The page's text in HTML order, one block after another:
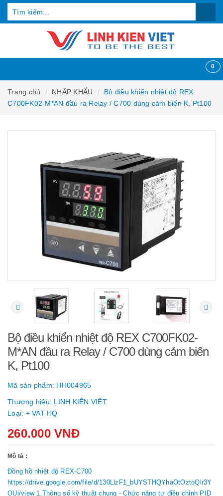
0
Trang chủ NHẬP KHẨU
Bộ điều khiển nhiệt độ REX
C700FK02-M*AN đầu ra Relay / C700 dùng cảm biến K, Pt100
Bộ điều khiển nhiệt độ REX C700FK02-
M*AN đầu ra Relay / C700 dùng cảm biến
K, Pt100
Mã sản phẩm: HH004965
Thương hiệu: LINH KIỆN VIỆT
Loại: + VAT HQ
260.000 VNĐ
Mô tả :
Đồng hồ nhiệt độ REX-C700
https://drive.google.com/file/d/130LlzF1_bUYSTHQYhaOtOztoQlr3Y
OUj/view 1.Thông số kỹ thuật chung - Chức năng tự điều chỉnh PID